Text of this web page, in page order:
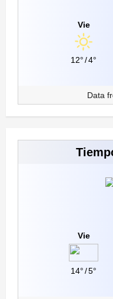
Vie
12°/4°
Data
Vie
14°/5°